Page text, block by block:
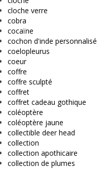
cloche verre
cobra
cocaïne
cochon d'inde personnalisé
coelopleurus
coeur
coffre
coffre sculpté
coffret
coffret cadeau gothique
coléoptère
coléoptère jaune
collectible deer head
collection
collection apothicaire
collection de plumes